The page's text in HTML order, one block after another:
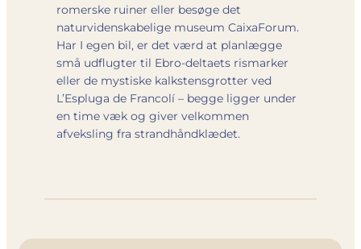
romerske ruiner eller besøge det
naturvidenskabelige museum CaixaForum.
Har I egen bil, er det værd at planlægge
små udflugter til Ebro-deltaets rismarker
eller de mystiske kalkstensgrotter ved
L’Espluga de Francolí – begge ligger under
en time væk og giver velkommen
afveksling fra strandhåndklædet.